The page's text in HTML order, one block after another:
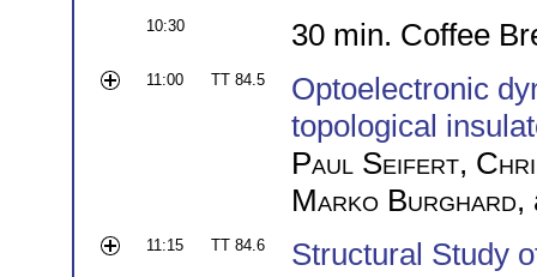
10:30 30 min. Coffee
11:00 TT 84.5
Optoelectronic
topological
Paul Seifert,
Marko Burghard,
11:15 TT 84.6
Structural Study